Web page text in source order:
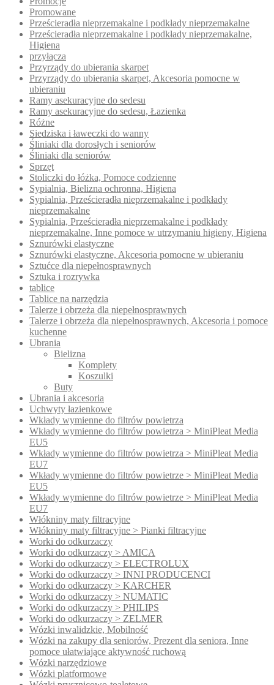
Promowane
Prześcieradła nieprzemakalne i podkłady nieprzemakalne
Prześcieradła nieprzemakalne i podkłady nieprzemakalne,
Higiena
przyłącza
Przyrządy do ubierania skarpet
Przyrządy do ubierania skarpet, Akcesoria pomocne w
ubieraniu
Ramy asekuracyjne do sedesu
Ramy asekuracyjne do sedesu, Łazienka
Różne
Siedziska i ławeczki do wanny
Śliniaki dla dorosłych i seniorów
Śliniaki dla seniorów
Sprzęt
Stoliczki do łóżka, Pomoce codzienne
Sypialnia, Bielizna ochronna, Higiena
Sypialnia, Prześcieradła nieprzemakalne i podkłady
nieprzemakalne
Sypialnia, Prześcieradła nieprzemakalne i podkłady
nieprzemakalne, Inne pomoce w utrzymaniu higieny, Higiena
Sznurówki elastyczne
Sznurówki elastyczne, Akcesoria pomocne w ubieraniu
Sztućce dla niepełnosprawnych
Sztuka i rozrywka
tablice
Tablice na narzędzia
Talerze i obrzeża dla niepełnosprawnych
Talerze i obrzeża dla niepełnosprawnych, Akcesoria i pomoce
kuchenne
Ubrania
Bielizna
Komplety
Koszulki
Buty
Ubrania i akcesoria
Uchwyty łazienkowe
Wkłady wymienne do filtrów powietrza
Wkłady wymienne do filtrów powietrza > MiniPleat Media
EU5
Wkłady wymienne do filtrów powietrza > MiniPleat Media
EU7
Wkłady wymienne do filtrów powietrze > MiniPleat Media
EU5
Wkłady wymienne do filtrów powietrze > MiniPleat Media
EU7
Włókniny maty filtracyjne
Włókniny maty filtracyjne > Pianki filtracyjne
Worki do odkurzaczy
Worki do odkurzaczy > AMICA
Worki do odkurzaczy > ELECTROLUX
Worki do odkurzaczy > INNI PRODUCENCI
Worki do odkurzaczy > KARCHER
Worki do odkurzaczy > NUMATIC
Worki do odkurzaczy > PHILIPS
Worki do odkurzaczy > ZELMER
Wózki inwalidzkie, Mobilność
Wózki na zakupy dla seniorów, Prezent dla seniora, Inne
pomoce ułatwiające aktywność ruchową
Wózki narzędziowe
Wózki platformowe